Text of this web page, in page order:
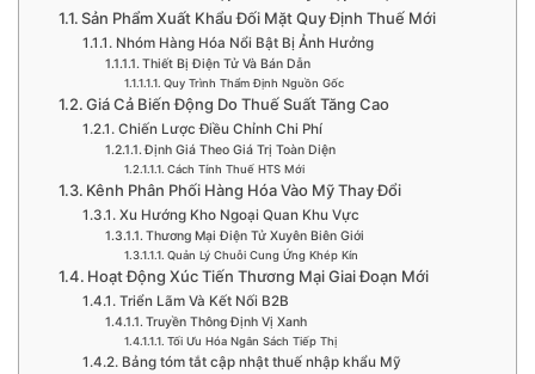
Sản Phẩm Xuất Khẩu Đối Mặt Quy Định Thuế Mới
Nhóm Hàng Hóa Nổi Bật Bị Ảnh Hưởng
Thiết Bị Điện Tử Và Bán Dẫn
Quy Trình Thẩm Định Nguồn Gốc
Giá Cả Biến Động Do Thuế Suất Tăng Cao
Chiến Lược Điều Chỉnh Chi Phí
Định Giá Theo Giá Trị Toàn Diện
Cách Tính Thuế HTS Mới
Kênh Phân Phối Hàng Hóa Vào Mỹ Thay Đổi
Xu Hướng Kho Ngoại Quan Khu Vực
Thương Mại Điện Tử Xuyên Biên Giới
Quản Lý Chuỗi Cung Ứng Khép Kín
Hoạt Động Xúc Tiến Thương Mại Giai Đoạn Mới
Triển Lãm Và Kết Nối B2B
Truyền Thông Định Vị Xanh
Tối Ưu Hóa Ngân Sách Tiếp Thị
Bảng tóm tắt cập nhật thuế nhập khẩu Mỹ